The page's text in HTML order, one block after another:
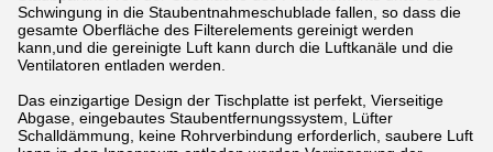
Schwingung in die Staubentnahmeschublade fallen, so dass die
gesamte Oberfläche des Filterelements gereinigt werden
kann,und die gereinigte Luft kann durch die Luftkanäle und die
Ventilatoren entladen werden.
Das einzigartige Design der Tischplatte ist perfekt, Vierseitige
Abgase, eingebautes Staubentfernungssystem, Lüfter
Schalldämmung, keine Rohrverbindung erforderlich, saubere Luft